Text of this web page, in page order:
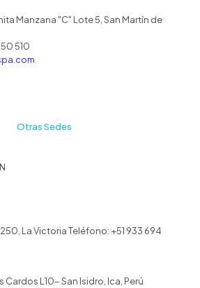
Manzana "C" Lote 5, San Martín de
510
Otras Sedes
La Victoria Teléfono: +51 933 694
Cardos L10- San Isidro, Ica, Perú